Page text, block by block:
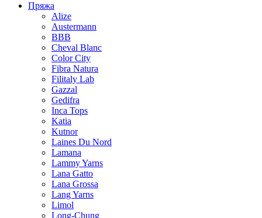
Пряжа
Alize
Austermann
BBB
Cheval Blanc
Color City
Fibra Natura
Filitaly Lab
Gazzal
Gedifra
Inca Tops
Katia
Kutnor
Laines Du Nord
Lamana
Lammy Yarns
Lana Gatto
Lana Grossa
Lang Yarns
Limol
Long-Chung